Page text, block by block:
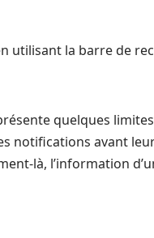
utilisant la barre de
quelques
notifications avant
là, l’information